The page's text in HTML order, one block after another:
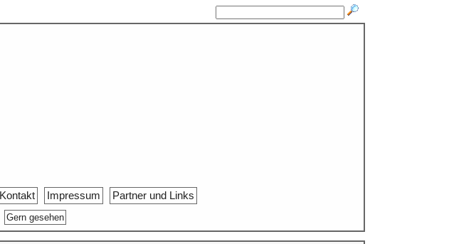
Kontakt Impressum Partner und Links
Gern gesehen